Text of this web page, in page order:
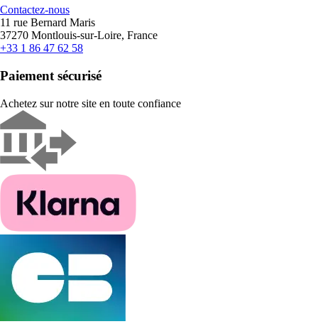
Contactez-nous
11 rue Bernard Maris
37270 Montlouis-sur-Loire, France
+33 1 86 47 62 58
Paiement sécurisé
Achetez sur notre site en toute confiance